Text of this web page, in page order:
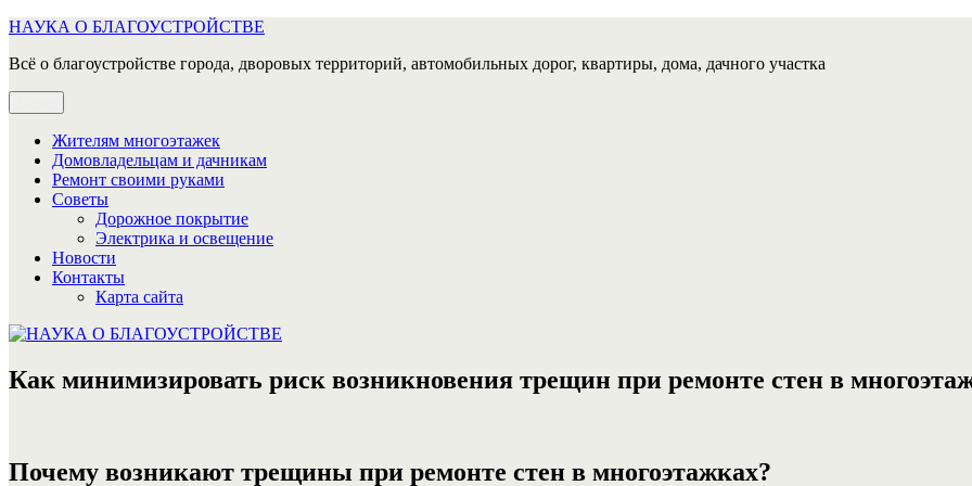
Перейти
содержимому
НАУКА О БЛАГОУСТРОЙСТВЕ
Всё о благоустройстве города, дворовых территорий, автомобильных дорог, квартиры, дома, дачного участка
Жителям многоэтажек
Домовладельцам и дачникам
Ремонт своими руками
Советы
Дорожное покрытие
Электрика и освещение
Новости
Контакты
Карта сайта
Как минимизировать риск возникновения трещин при ремонте стен в
Почему возникают трещины при ремонте стен в многоэтажках?